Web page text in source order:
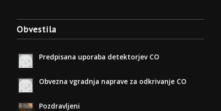
Obvestila
Predpisana uporaba detektorjev CO
Obvezna vgradnja naprave za odkrivanje CO
Pozdravljeni